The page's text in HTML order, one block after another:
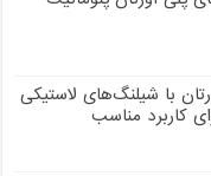
با شیلنگ‌های لاستیکی
کاربرد مناسب